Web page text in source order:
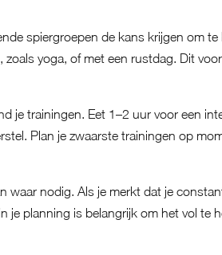
spiergroepen de kans krijgen om
yoga, of met een rustdag. Dit
je trainingen. Eet 1–2 uur voor een
Plan je zwaarste trainingen op
waar nodig. Als je merkt dat je
je planning is belangrijk om het vol te